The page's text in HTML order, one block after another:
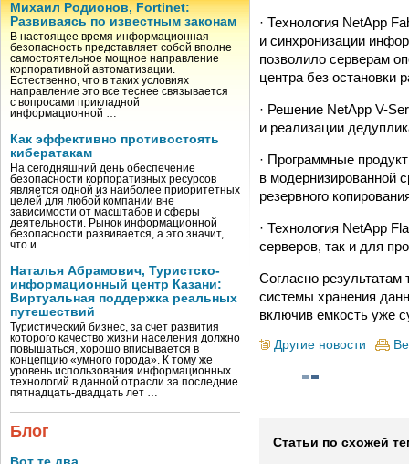
Михаил Родионов, Fortinet:
Развиваясь по известным законам
В настоящее время информационная
безопасность представляет собой вполне
самостоятельное мощное направление
корпоративной автоматизации.
Естественно, что в таких условиях
направление это все теснее связывается
с вопросами прикладной
информационной …
Как эффективно противостоять
кибератакам
На сегодняшний день обеспечение
безопасности корпоративных ресурсов
является одной из наиболее приоритетных
целей для любой компании вне
зависимости от масштабов и сферы
деятельности. Рынок информационной
безопасности развивается, а это значит,
что и …
Наталья Абрамович, Туристско-
информационный центр Казани:
Виртуальная поддержка реальных
путешествий
Туристический бизнес, за счет развития
которого качество жизни населения должно
повышаться, хорошо вписывается в
концепцию «умного города». К тому же
уровень использования информационных
технологий в данной отрасли за последние
пятнадцать-двадцать лет …
Блог
· Технология NetApp
и синхронизации
позволило серверам
центра без остановки
· Решение NetApp V-
и реализации
· Программные
в модернизированной
резервного
· Технология NetApp
серверов, так и для
Согласно результатам
системы хранения
включив емкость уже
Другие новости
Статьи по схожей